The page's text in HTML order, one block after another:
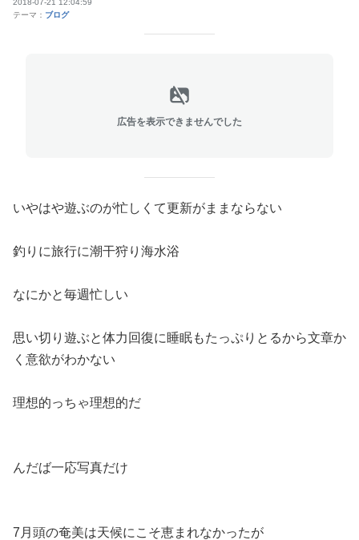
2018-07-21 12:04:59
テーマ： ブログ
広告を表示できませんでした
いやはや遊ぶのが忙しくて更新がままならない
釣りに旅行に潮干狩り海水浴
なにかと毎週忙しい
思い切り遊ぶと体力回復に睡眠もたっぷりとるから文章か
く意欲がわかない
理想的っちゃ理想的だ
んだば一応写真だけ
7月頭の奄美は天候にこそ恵まれなかったが